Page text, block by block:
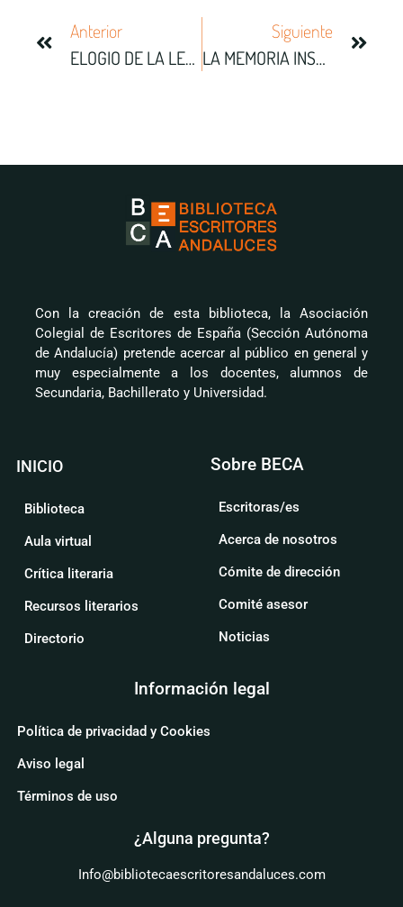
Anterior
ELOGIO DE LA LECTURA
Siguiente
LA MEMORIA INSTINTIVA DE LUIS LANDERO
Con la creación de esta biblioteca, la Asociación
Colegial de Escritores de España (Sección Autónoma
de Andalucía) pretende acercar al público en general y
muy especialmente a los docentes, alumnos de
Secundaria, Bachillerato y Universidad.
INICIO
Biblioteca
Aula virtual
Crítica literaria
Recursos literarios
Directorio
Sobre BECA
Escritoras/es
Acerca de nosotros
Cómite de dirección
Comité asesor
Noticias
Información legal
Política de privacidad y Cookies
Aviso legal
Términos de uso
¿Alguna pregunta?
Info@bibliotecaescritoresandaluces.com